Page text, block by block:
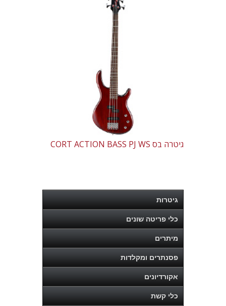
גיטרה בס CORT ACTION BASS PJ WS
גיטרות
כלי פריטה שונים
מיתרים
פסנתרים ומקלדות
אקורדיונים
כלי קשת